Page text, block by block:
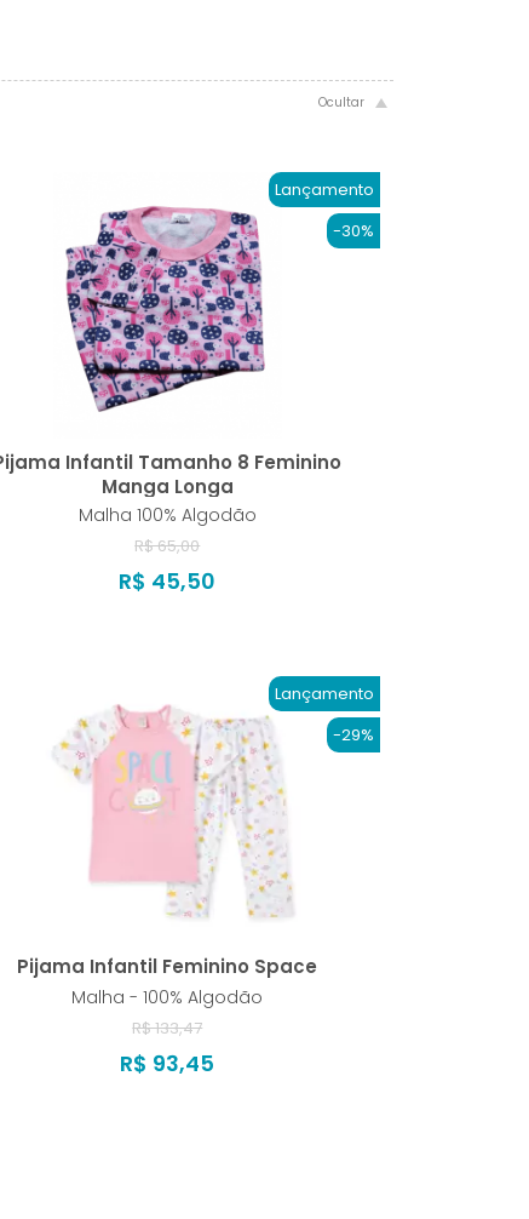
Lançamento
-30%
Infantil Tamanho 8 Feminino
Manga Longa
Malha 100% Algodão
R$ 65,00
R$ 45,50
Lançamento
-29%
Pijama Infantil Feminino Space
Malha - 100% Algodão
R$ 133,47
R$ 93,45